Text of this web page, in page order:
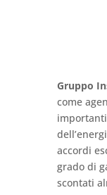
Gruppo
come
accordi
grado di
scontati